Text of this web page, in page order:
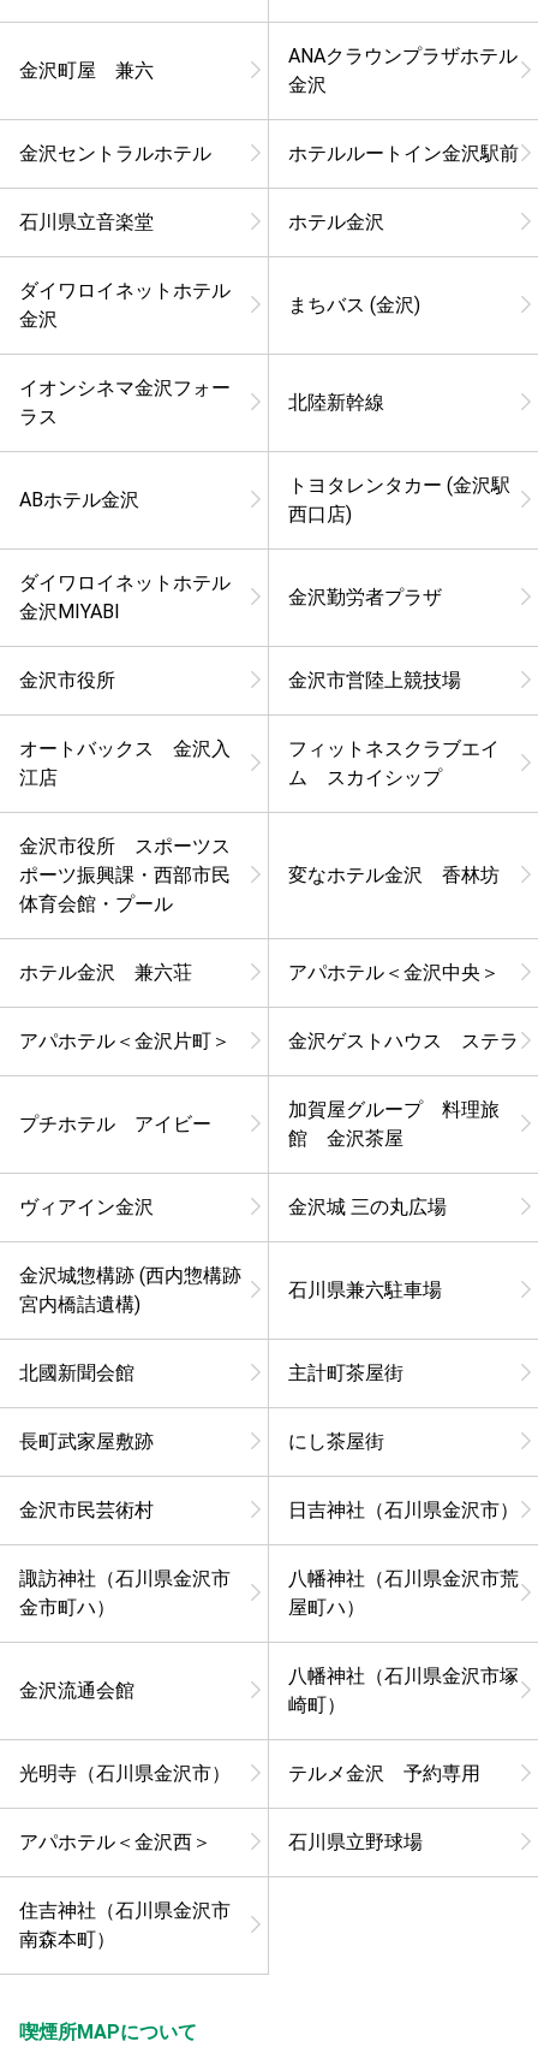
金沢町屋 兼六
ANAクラウンプラザホテル
金沢
金沢セントラルホテル ホテルルートイン金沢駅前
石川県立音楽堂 ホテル金沢
ダイワロイネットホテル
金沢
まちバス (金沢)
イオンシネマ金沢フォー
ラス
北陸新幹線
ABホテル金沢
トヨタレンタカー (金沢駅
西口店)
ダイワロイネットホテル
金沢MIYABI
金沢勤労者プラザ
金沢市役所 金沢市営陸上競技場
オートバックス 金沢入
江店
フィットネスクラブエイ
ム スカイシップ
金沢市役所 スポーツス
ポーツ振興課・西部市民
体育会館・プール
変なホテル金沢 香林坊
ホテル金沢 兼六荘 アパホテル＜金沢中央＞
アパホテル＜金沢片町＞ 金沢ゲストハウス ステラ
プチホテル アイビー
加賀屋グループ 料理旅
館 金沢茶屋
ヴィアイン金沢 金沢城 三の丸広場
金沢城惣構跡 (西内惣構跡
宮内橋詰遺構)
石川県兼六駐車場
北國新聞会館 主計町茶屋街
長町武家屋敷跡 にし茶屋街
金沢市民芸術村 日吉神社（石川県金沢市）
諏訪神社（石川県金沢市
金市町ハ）
八幡神社（石川県金沢市荒
屋町ハ）
金沢流通会館
八幡神社（石川県金沢市塚
崎町）
光明寺（石川県金沢市） テルメ金沢 予約専用
アパホテル＜金沢西＞ 石川県立野球場
住吉神社（石川県金沢市
南森本町）
喫煙所MAPについて